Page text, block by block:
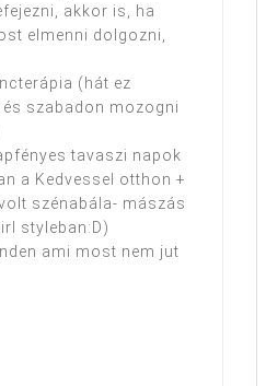
akkor is, ha
elmenni dolgozni,
(hát ez
szabadon mozogni
tavaszi napok
a Kedvessel otthon +
szénabála- mászás
styleban:D)
ami most nem jut